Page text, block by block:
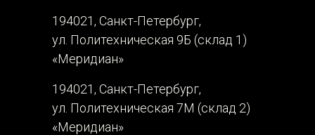
194021, Санкт-Петербург,
ул. Политехническая 9Б (склад 1)
«Меридиан»
194021, Санкт-Петербург,
ул. Политехническая 7М (склад 2)
«Меридиан»